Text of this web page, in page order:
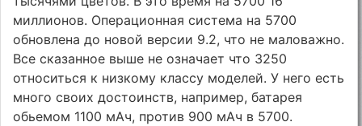
миллионов. Операционная система на 5700
обновлена до новой версии 9.2, что не маловажно.
Все сказанное выше не означает что 3250
относиться к низкому классу моделей. У него есть
много своих достоинств, например, батарея
обьемом 1100 мАч, против 900 мАч в 5700.